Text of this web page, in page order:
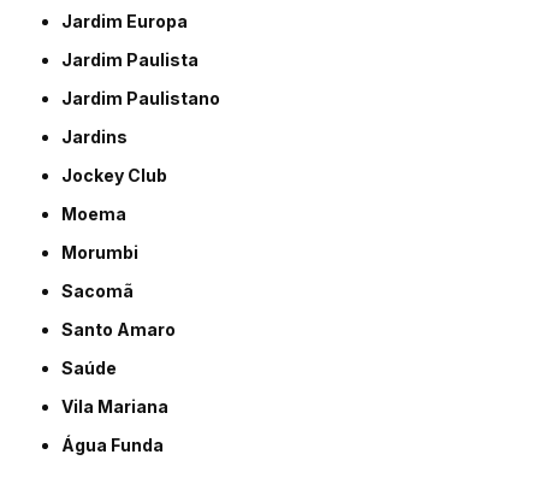
Jardim Europa
Jardim Paulista
Jardim Paulistano
Jardins
Jockey Club
Moema
Morumbi
Sacomã
Santo Amaro
Saúde
Vila Mariana
Água Funda